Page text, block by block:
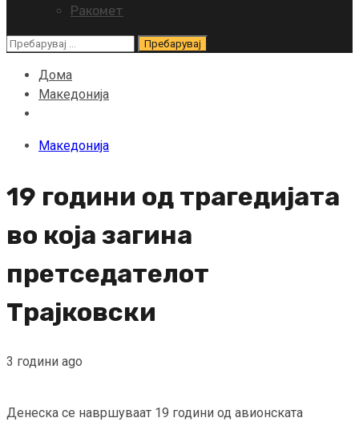
Ракомет
Пребарувај
Дома
Македонија
Македонија
19 години од трагедијата
во која загина
претседателот
Трајковски
3 години ago
Денеска се навршуваат 19 години од авионската